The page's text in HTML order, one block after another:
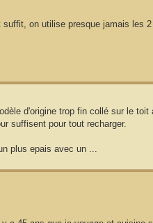
on utilise presque jamais les
d'origine trop fin collé sur le
suffisent pour tout recharger.
plus epais avec un ...